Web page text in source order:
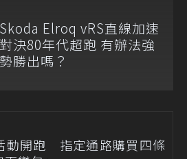
Skoda Elroq vRS直線加速
對決80年代超跑 有辦法強
勢勝出嗎？
動開跑 指定通路購買四條